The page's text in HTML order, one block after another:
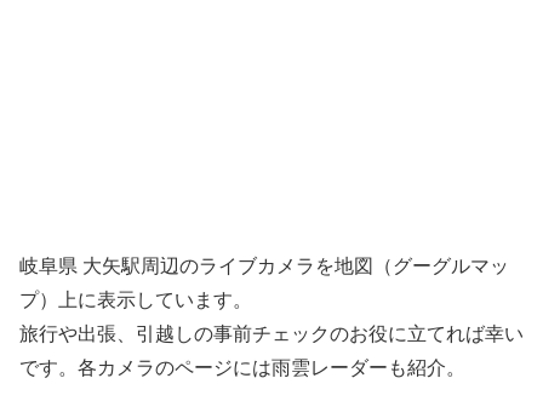
岐阜県 大矢駅周辺のライブカメラを地図（グーグルマッ
プ）上に表示しています。
旅行や出張、引越しの事前チェックのお役に立てれば幸い
です。各カメラのページには雨雲レーダーも紹介。